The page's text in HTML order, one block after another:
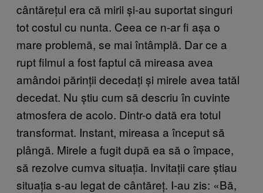
cântărețul era că mirii și-au suportat singuri
tot costul cu nunta. Ceea ce n-ar fi așa o
mare problemă, se mai întâmplă. Dar ce a
rupt filmul a fost faptul că mireasa avea
amândoi părinții decedați și mirele avea tatăl
decedat. Nu știu cum să descriu în cuvinte
atmosfera de acolo. Dintr-o dată era totul
transformat. Instant, mireasa a început să
plângă. Mirele a fugit după ea să o împace,
să rezolve cumva situația. Invitații care știau
situația s-au legat de cântăreț. I-au zis: «Bă,